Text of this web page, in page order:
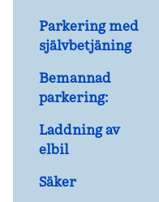
Parkering med
självbetjäning
Bemannad
parkering:
Laddning av
elbil
Säker